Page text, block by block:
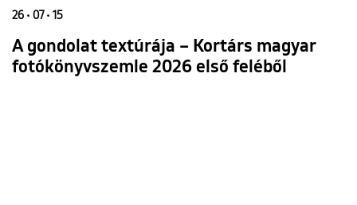
26 • 07 • 15
A gondolat textúrája – Kortárs magyar
fotókönyvszemle 2026 első feléből